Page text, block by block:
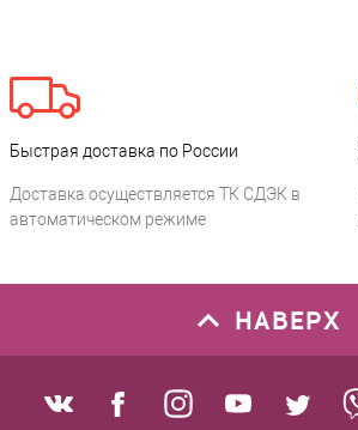
Быстрая доставка по России
Доставка осуществляется ТК СДЭК в
автоматическом режиме
НАВЕРХ